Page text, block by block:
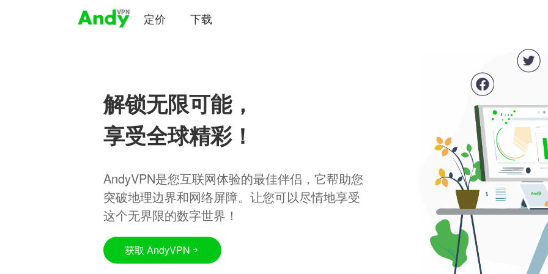
定价 下载
解锁无限可能，
享受全球精彩！
AndyVPN是您互联网体验的最佳伴侣，它帮助您
突破地理边界和网络屏障。让您可以尽情地享受
这个无界限的数字世界！
获取 AndyVPN